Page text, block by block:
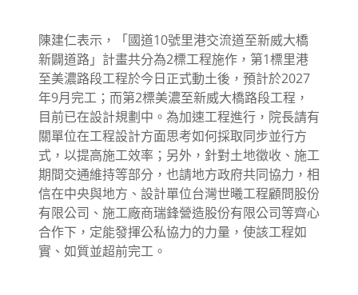
陳建仁表示，「國道10號里港交流道至新威大橋
新闢道路」計畫共分為2標工程施作，第1標里港
至美濃路段工程於今日正式動土後，預計於2027
年9月完工；而第2標美濃至新威大橋路段工程，
目前已在設計規劃中。為加速工程進行，院長請有
關單位在工程設計方面思考如何採取同步並行方
式，以提高施工效率；另外，針對土地徵收、施工
期間交通維持等部分，也請地方政府共同協力，相
信在中央與地方、設計單位台灣世曦工程顧問股份
有限公司、施工廠商瑞鋒營造股份有限公司等齊心
合作下，定能發揮公私協力的力量，使該工程如
實、如質並超前完工。